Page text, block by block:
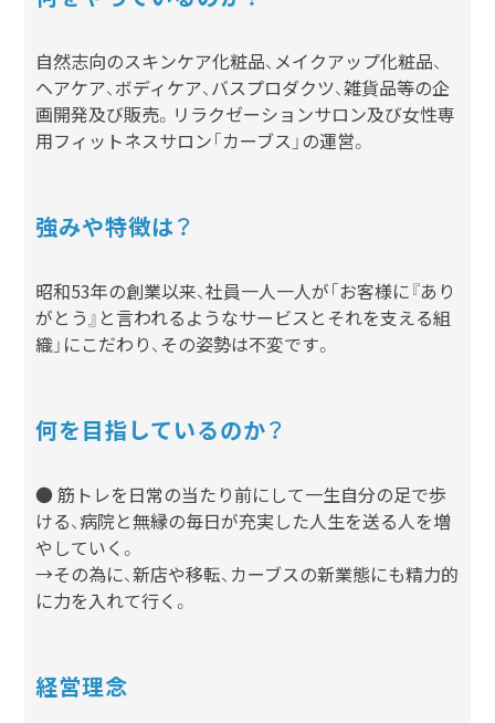
自然志向のスキンケア化粧品、メイクアップ化粧品、
ヘアケア、ボディケア、バスプロダクツ、雑貨品等の企
画開発及び販売。リラクゼーションサロン及び女性専
用フィットネスサロン「カーブス」の運営。
強みや特徴は？
昭和53年の創業以来、社員一人一人が「お客様に『あり
がとう』と言われるようなサービスとそれを支える組
織」にこだわり、その姿勢は不変です。
何を目指しているのか？
● 筋トレを日常の当たり前にして一生自分の足で歩
ける、病院と無縁の毎日が充実した人生を送る人を増
やしていく。
→その為に、新店や移転、カーブスの新業態にも精力的
に力を入れて行く。
経営理念